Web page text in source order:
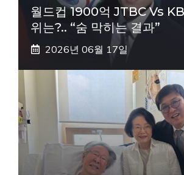
월드컵 1900억 JTBC Vs
위는?.. “숨 막히는 결과”
2026년 06월 17일